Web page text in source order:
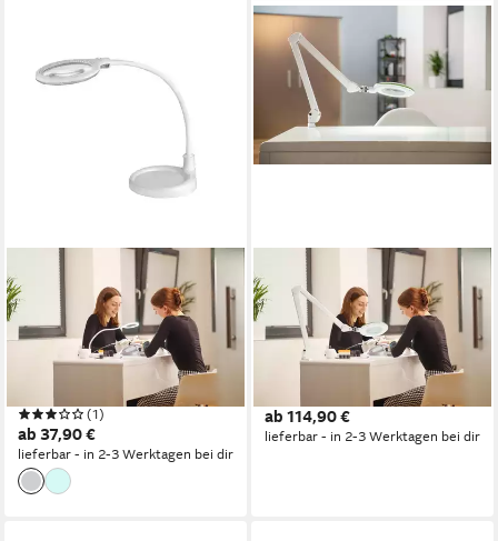
LUMENO
Lupenlampe 680X LED
Klemmleuchte mit 30 SMD-
LEDs, 6 Watt, LED fest
integriert, Kaltweiß, 6500 K
(1)
ab 37,90 €
lieferbar - in 2-3 Werktagen bei dir
LUMENO
Lupenlampe Lambda M
Lupenleuchte dimmbar mit
127 mm Glaslinse, LED fest
integriert, Kaltweiß, 6500 K
ab 114,90 €
lieferbar - in 2-3 Werktagen bei dir